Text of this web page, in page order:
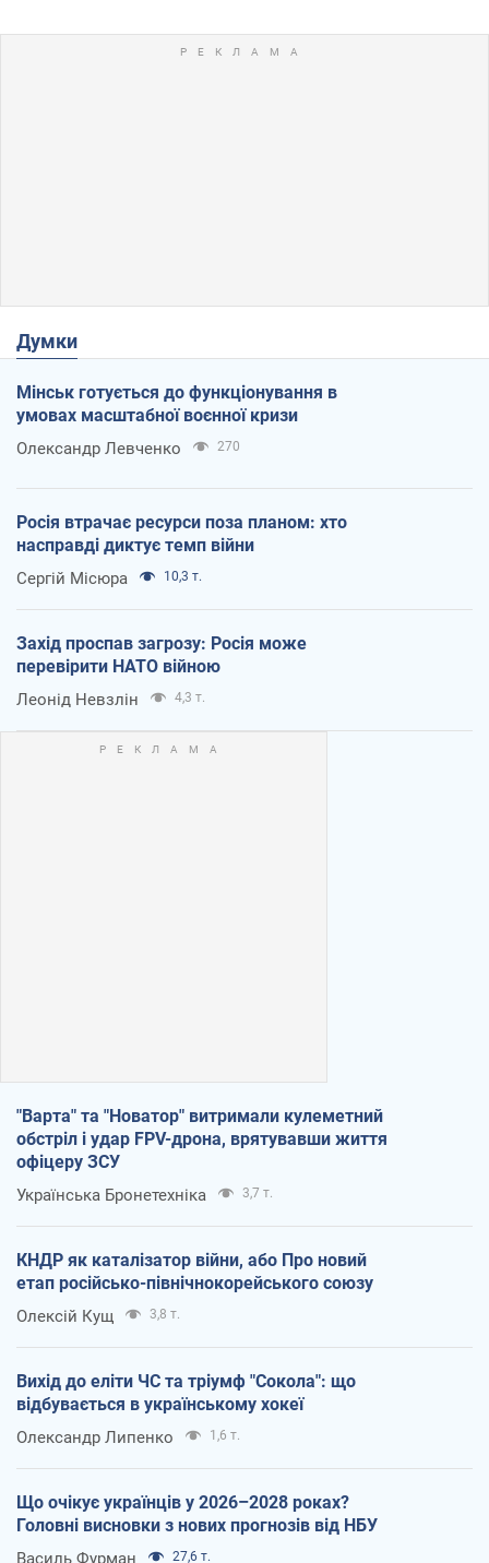
Думки
Мінськ готується до функціонування в
умовах масштабної воєнної кризи
Олександр Левченко 270
Росія втрачає ресурси поза планом: хто
насправді диктує темп війни
Сергій Місюра 10,3 т.
Захід проспав загрозу: Росія може
перевірити НАТО війною
Леонід Невзлін 4,3 т.
"Варта" та "Новатор" витримали кулеметний
обстріл і удар FPV-дрона, врятувавши життя
офіцеру ЗСУ
Українська Бронетехніка 3,7 т.
КНДР як каталізатор війни, або Про новий
етап російсько-північнокорейського союзу
Олексій Кущ 3,8 т.
Вихід до еліти ЧС та тріумф "Сокола": що
відбувається в українському хокеї
Олександр Липенко 1,6 т.
Що очікує українців у 2026–2028 роках?
Головні висновки з нових прогнозів від НБУ
Василь Фурман 27,6 т.